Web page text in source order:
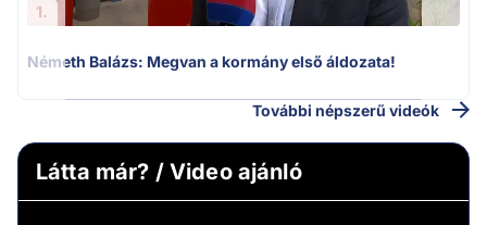
1.
Németh Balázs: Megvan a kormány első áldozata!
További népszerű videók
Látta már? / Video ajánló